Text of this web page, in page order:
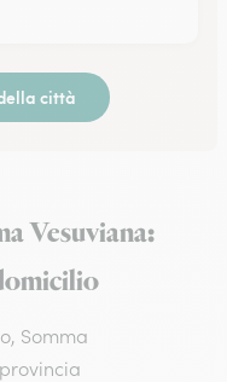
città
Vesuviana:
Somma